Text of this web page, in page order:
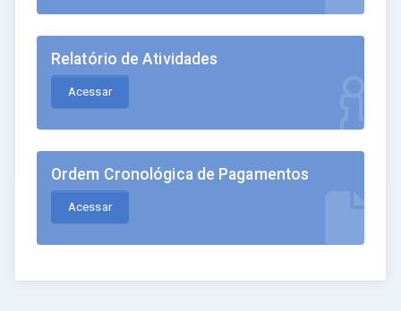
Relatório de Atividades
Acessar
Ordem Cronológica de Pagamentos
Acessar